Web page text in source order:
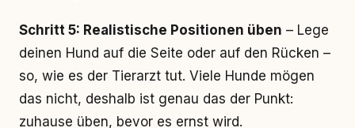
Schritt 5: Realistische Positionen üben – Lege
deinen Hund auf die Seite oder auf den Rücken –
so, wie es der Tierarzt tut. Viele Hunde mögen
das nicht, deshalb ist genau das der Punkt:
zuhause üben, bevor es ernst wird.